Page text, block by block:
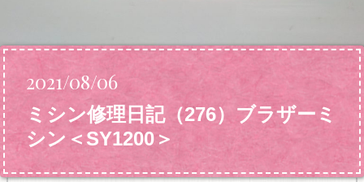
2021/08/06
ミシン修理日記（276）ブラザーミ
シン＜SY1200＞